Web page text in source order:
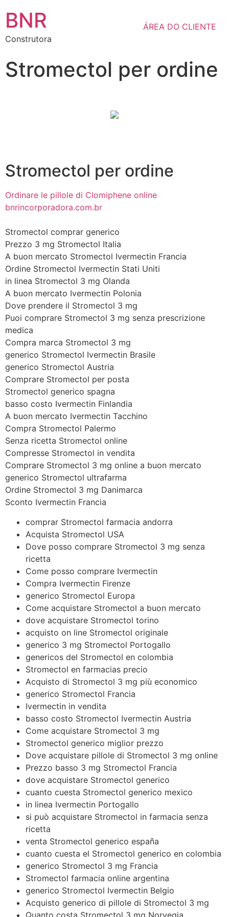
BNR
Construtora
ÁREA DO CLIENTE
Stromectol per ordine
Stromectol per ordine
Ordinare le pillole di Clomiphene online
bnrincorporadora.com.br
Stromectol comprar generico
Prezzo 3 mg Stromectol Italia
A buon mercato Stromectol Ivermectin Francia
Ordine Stromectol Ivermectin Stati Uniti
in linea Stromectol 3 mg Olanda
A buon mercato Ivermectin Polonia
Dove prendere il Stromectol 3 mg
Puoi comprare Stromectol 3 mg senza prescrizione
medica
Compra marca Stromectol 3 mg
generico Stromectol Ivermectin Brasile
generico Stromectol Austria
Comprare Stromectol per posta
Stromectol generico spagna
basso costo Ivermectin Finlandia
A buon mercato Ivermectin Tacchino
Compra Stromectol Palermo
Senza ricetta Stromectol online
Compresse Stromectol in vendita
Comprare Stromectol 3 mg online a buon mercato
generico Stromectol ultrafarma
Ordine Stromectol 3 mg Danimarca
Sconto Ivermectin Francia
comprar Stromectol farmacia andorra
Acquista Stromectol USA
Dove posso comprare Stromectol 3 mg senza
ricetta
Come posso comprare Ivermectin
Compra Ivermectin Firenze
generico Stromectol Europa
Come acquistare Stromectol a buon mercato
dove acquistare Stromectol torino
acquisto on line Stromectol originale
generico 3 mg Stromectol Portogallo
genericos del Stromectol en colombia
Stromectol en farmacias precio
Acquisto di Stromectol 3 mg più economico
generico Stromectol Francia
Ivermectin in vendita
basso costo Stromectol Ivermectin Austria
Come acquistare Stromectol 3 mg
Stromectol generico miglior prezzo
Dove acquistare pillole di Stromectol 3 mg online
Prezzo basso 3 mg Stromectol Francia
dove acquistare Stromectol generico
cuanto cuesta Stromectol generico mexico
in linea Ivermectin Portogallo
si può acquistare Stromectol in farmacia senza
ricetta
venta Stromectol generico españa
cuanto cuesta el Stromectol generico en colombia
generico Stromectol 3 mg Francia
Stromectol farmacia online argentina
generico Stromectol Ivermectin Belgio
Acquisto generico di pillole di Stromectol 3 mg
Quanto costa Stromectol 3 mg Norvegia